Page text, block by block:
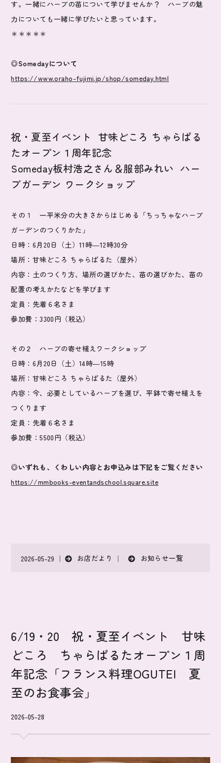
す。一緒にハーブの苗について学びませんか？ ハーブの魅
力についても一緒に学びたいと思っています。
＊＊＊＊＊
◎Somedayについて
https://www.oraho-fujimi.jp/shop/someday.html
祝・夏至イベント 甘味どころ ちゃらぱる
たオープン１周年記念
Someday板村浩之さん＆服部みれい ハー
ブガーデン ワークショップ
その１ 一平米分の大きさからはじめる「ちっちゃなハーブ
ガーデンのつく りかた」
日時：6月20日（土）11時―12時30分
場所：甘味どころ ちゃらぱるた（屋外）
内容：土のつくり方、場所の選びかた、苗の選びかた、苗の
配置の考えかたなどを学びます
定員：先着６名さま
参加費：3300円（税込）
その２ ハーブの寄せ植えワークショップ
日時：6月20日（土）14時―15時
場所：甘味どころ ちゃらぱるた（屋外）
内容：今、必要としているハーブを選び、平鉢で寄せ植えを
つくり ます
定員：先着６名さま
参加費：5500円（税込）
◎いずれも、くわしい内容とお申込みは下記をご覧ください
https://mmbooks-eventandschool.square.site
2026-05-29 ｜ お店だより ｜ お知らせ一覧
6/19・20 祝・夏至イベント 甘味
どころ ちゃらぱるたオープン１周
年記念「フランス料理OGUTEI 夏
至のお食事会」
2026-05-28